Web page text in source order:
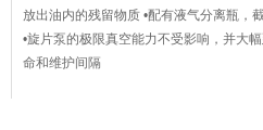
放出油内的残留物质 •配有液气分离瓶，
•旋片泵的极限真空能力不受影响，并大
命和维护间隔